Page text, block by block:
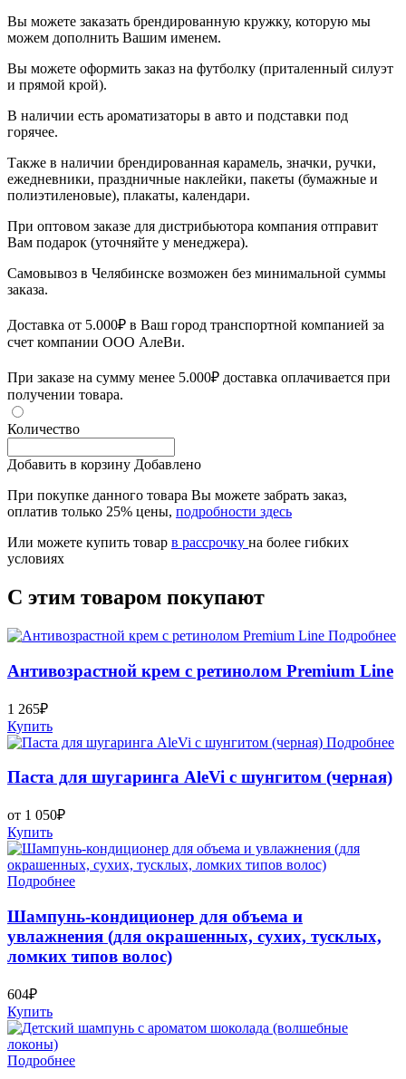
Вы можете заказать брендированную кружку, которую мы
можем дополнить Вашим именем.
Вы можете оформить заказ на футболку (приталенный силуэт
и прямой крой).
В наличии есть ароматизаторы в авто и подставки под
горячее.
Также в наличии брендированная карамель, значки, ручки,
ежедневники, праздничные наклейки, пакеты (бумажные и
полиэтиленовые), плакаты, календари.
При оптовом заказе для дистрибьютора компания отправит
Вам подарок (уточняйте у менеджера).
Самовывоз в Челябинске возможен без минимальной суммы
заказа.
Доставка от 5.000₽ в Ваш город транспортной компанией за
счет компании ООО АлеВи.
При заказе на сумму менее 5.000₽ доставка оплачивается при
получении товара.
Количество
Добавить в корзину Добавлено
При покупке данного товара Вы можете забрать заказ,
оплатив только 25% цены, подробности здесь
Или можете купить товар в рассрочку на более гибких
условиях
С этим товаром покупают
Подробнее
Антивозрастной крем с ретинолом Premium Line
1 265₽
Купить
Подробнее
Паста для шугаринга AleVi с шунгитом (черная)
от 1 050₽
Купить
Подробнее
Шампунь-кондиционер для объема и
увлажнения (для окрашенных, сухих, тусклых,
ломких типов волос)
604₽
Купить
Подробнее